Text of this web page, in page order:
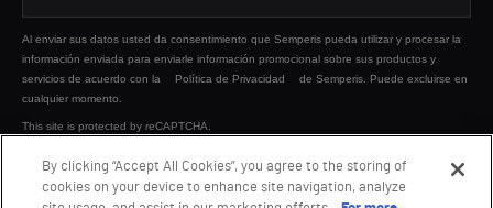
Al enviar sus datos usted da consentimiento que Semperis pueda utilizar y procesar la
información enviada para enviarle información promocional sobre sus productos y
servicios de acuerdo con la
Política de Privacidad
de Semperis. Puede excluirse en
cualquier momento.
This site is protected by reCAPTCHA.
ENVIAR
By clicking “Accept All Cookies”, you agree to the storing of
cookies on your device to enhance site navigation, analyze